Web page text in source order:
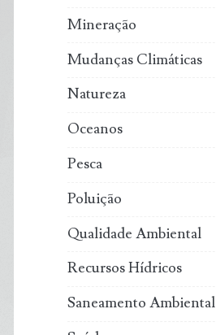
Mineração
Mudanças Climáticas
Natureza
Oceanos
Pesca
Poluição
Qualidade Ambiental
Recursos Hídricos
Saneamento Ambiental